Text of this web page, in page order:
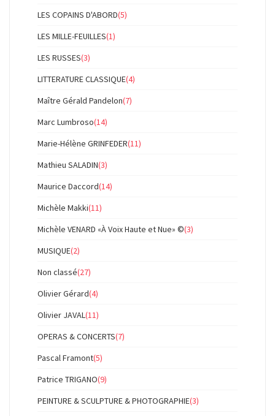
LES COPAINS D'ABORD(5)
LES MILLE-FEUILLES(1)
LES RUSSES(3)
LITTERATURE CLASSIQUE(4)
Maître Gérald Pandelon(7)
Marc Lumbroso(14)
Marie-Hélène GRINFEDER(11)
Mathieu SALADIN(3)
Maurice Daccord(14)
Michèle Makki(11)
Michèle VENARD «À Voix Haute et Nue» ©(3)
MUSIQUE(2)
Non classé(27)
Olivier Gérard(4)
Olivier JAVAL(11)
OPERAS & CONCERTS(7)
Pascal Framont(5)
Patrice TRIGANO(9)
PEINTURE & SCULPTURE & PHOTOGRAPHIE(3)